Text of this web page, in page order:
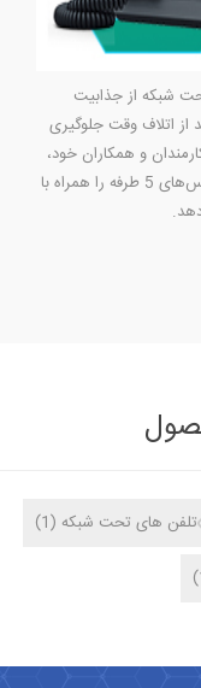
شبکه از جذابیت
از اتلاف وقت جلوگیری
و همکاران خود،
امکان برقراری کنفرانس‌های 5 طرفه را همراه با
تلفن های تحت شبکه (1)